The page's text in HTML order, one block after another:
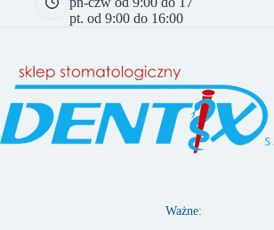
pt. od 9:00 do 16:00
Ważne: